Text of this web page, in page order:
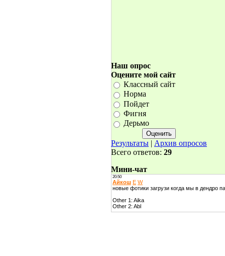
Наш опрос
Оцените мой сайт
Классный сайт
Норма
Пойдет
Фигня
Дерьмо
Результаты | Архив опросов
Всего ответов: 29
Мини-чат